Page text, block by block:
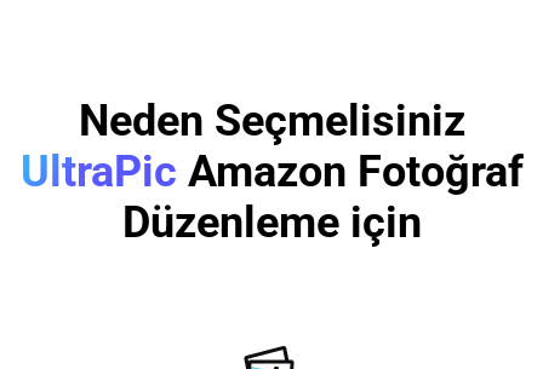
Neden Seçmelisiniz
UltraPic Amazon Fotoğraf
Düzenleme için